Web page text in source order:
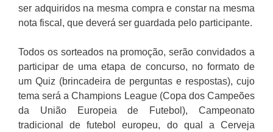
ser adquiridos na mesma compra e constar na mesma
nota fiscal, que deverá ser guardada pelo participante.
Todos os sorteados na promoção, serão convidados a
participar de uma etapa de concurso, no formato de
um Quiz (brincadeira de perguntas e respostas), cujo
tema será a Champions League (Copa dos Campeões
da União Europeia de Futebol), Campeonato
tradicional de futebol europeu, do qual a Cerveja